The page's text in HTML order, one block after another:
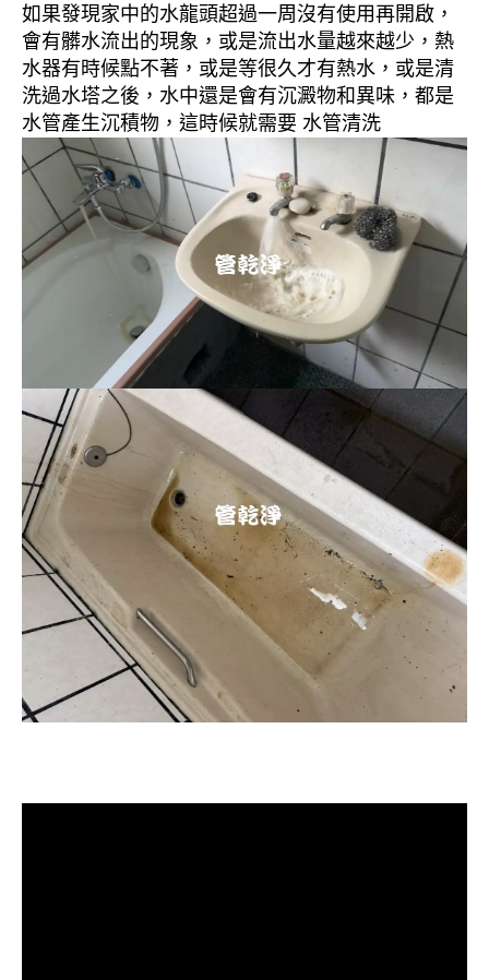
如果發現家中的水龍頭超過一周沒有使用再開啟，
會有髒水流出的現象，或是流出水量越來越少，熱
水器有時候點不著，或是等很久才有熱水，或是清
洗過水塔之後，水中還是會有沉澱物和異味，都是
水管產生沉積物，這時候就需要 水管清洗